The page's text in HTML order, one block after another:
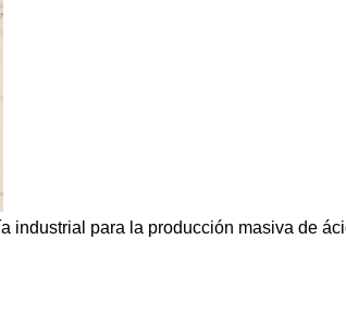
industrial para la producción masiva de